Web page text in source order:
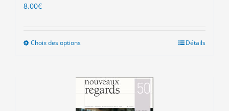
8.00€
Choix des optionsCe
plusieurs
variations.
Détails